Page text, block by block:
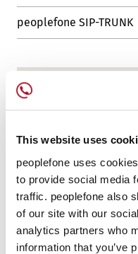
This website uses
peoplefone uses
to provide social media
traffic. peoplefone also
of our site with our
analytics partners who
information that you’ve
peoplefone SIP-TRUNK